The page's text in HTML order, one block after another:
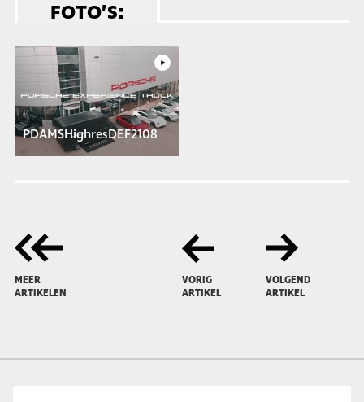
FOTO’S:
PDAMSHighresDEF2108
MEER
ARTIKELEN
VORIG
ARTIKEL
VOLGEND
ARTIKEL